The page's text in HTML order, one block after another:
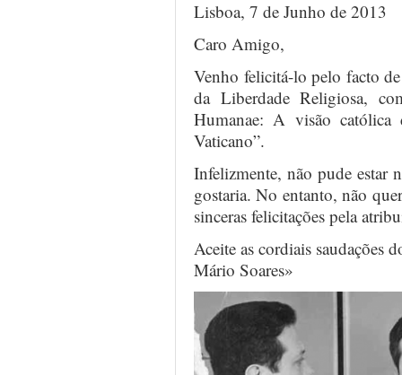
Lisboa, 7 de Junho de 2013
Caro Amigo,
Venho felicitá-lo pelo facto
da Liberdade Religiosa,
Humanae: A visão
Vaticano”.
Infelizmente, não pude estar
gostaria. No entanto, não
sinceras felicitações pela
Aceite as cordiais saudações
Mário Soares»